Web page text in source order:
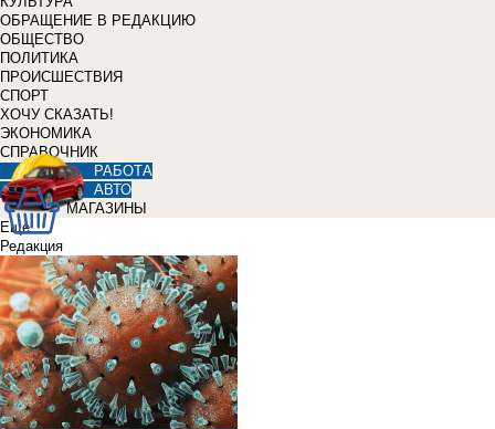
ОБРАЩЕНИЕ В РЕДАКЦИЮ
ОБЩЕСТВО
ПОЛИТИКА
ПРОИСШЕСТВИЯ
СПОРТ
ХОЧУ СКАЗАТЬ!
ЭКОНОМИКА
СПРАВОЧНИК
РАБОТА
АВТО
МАГАЗИНЫ
Еще
Редакция